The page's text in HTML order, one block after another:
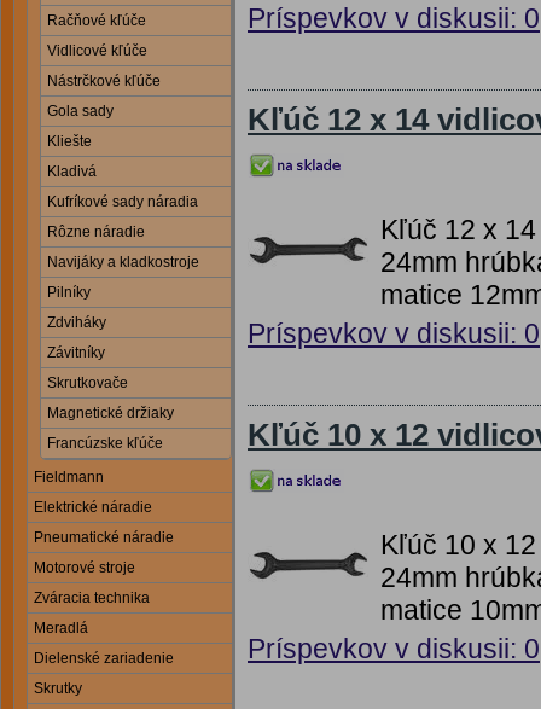
Račňové kľúče
Vidlicové kľúče
Nástrčkové kľúče
Gola sady
Kliešte
Kladivá
Kufríkové sady náradia
Rôzne náradie
Navijáky a kladkostroje
Pilníky
Zdviháky
Závitníky
Skrutkovače
Magnetické držiaky
Francúzske kľúče
Fieldmann
Elektrické náradie
Pneumatické náradie
Motorové stroje
Zváracia technika
Meradlá
Dielenské zariadenie
Skrutky
Príspevkov v diskusii: 0
Kľúč 12 x 14
Kľúč 12 x
24mm
matice
Príspevkov v diskusii: 0
Kľúč 10 x 12
Kľúč 10 x
24mm
matice
Príspevkov v diskusii: 0